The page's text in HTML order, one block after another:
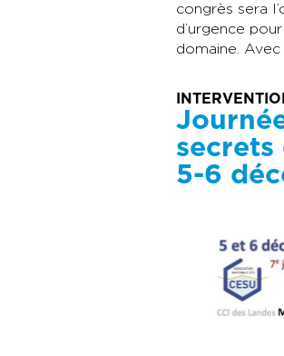
congrès sera
d’urgence
domaine.
secrets
5-6